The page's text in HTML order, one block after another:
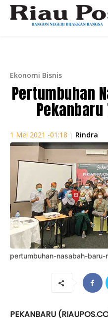
Ekonomi Bisnis
Pertumbuhan
1 Mei 2021 -01:18 | Rindra
pertumbuhan-nasabah-
PEKANBARU